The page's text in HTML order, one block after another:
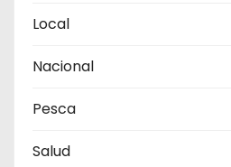
Local
Nacional
Pesca
Salud